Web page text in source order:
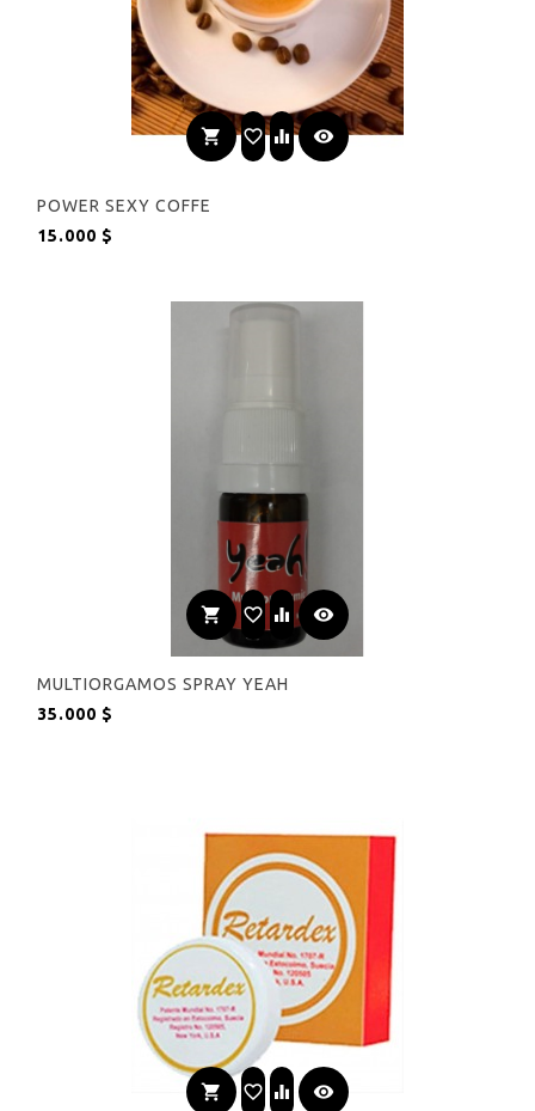
shopping_cart favorite_border equalizer visibility
POWER SEXY COFFE
15.000 $
shopping_cart favorite_border equalizer visibility
MULTIORGAMOS SPRAY YEAH
35.000 $
shopping_cart favorite_border equalizer visibility